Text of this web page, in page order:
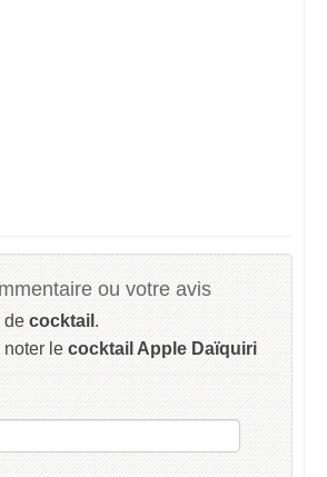
ou votre avis
de cocktail .
noter le cocktail Apple Daïquiri